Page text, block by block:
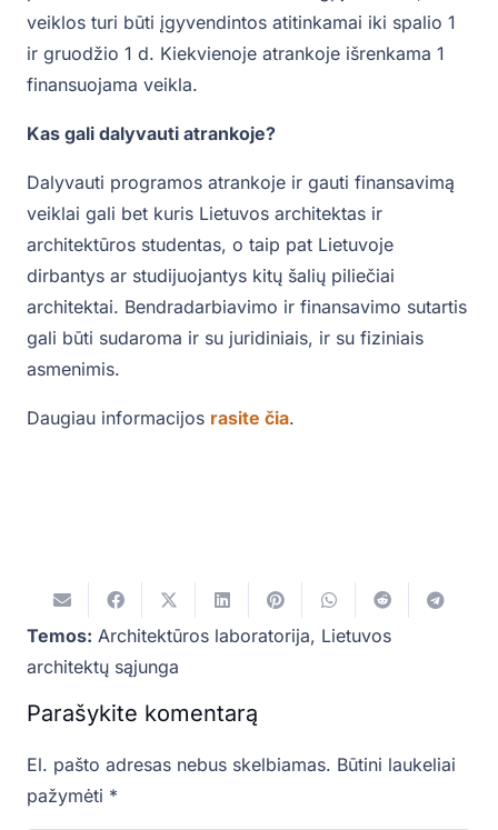
veiklos turi būti įgyvendintos atitinkamai iki spalio 1
ir gruodžio 1 d. Kiekvienoje atrankoje išrenkama 1
finansuojama veikla.
Kas gali dalyvauti atrankoje?
Dalyvauti programos atrankoje ir gauti finansavimą
veiklai gali bet kuris Lietuvos architektas ir
architektūros studentas, o taip pat Lietuvoje
dirbantys ar studijuojantys kitų šalių piliečiai
architektai. Bendradarbiavimo ir finansavimo sutartis
gali būti sudaroma ir su juridiniais, ir su fiziniais
asmenimis.
Daugiau informacijos rasite čia.
Temos: Architektūros laboratorija, Lietuvos
architektų sąjunga
Parašykite komentarą
El. pašto adresas nebus skelbiamas. Būtini laukeliai
pažymėti *